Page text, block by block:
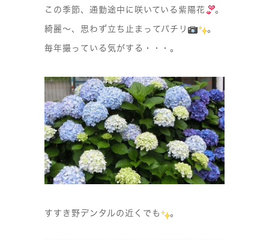
この季節、通勤途中に咲いている紫陽花 。
綺麗〜、思わず立ち止まってパチリ 。
毎年撮っている気がする・・・。
すすき野デンタルの近くでも 。